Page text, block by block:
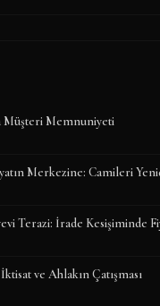
Müşteri Memnuniyeti
Merkezine: Camileri
Terazi: İrade Kesişiminde
ve Ahlakın Çatışması